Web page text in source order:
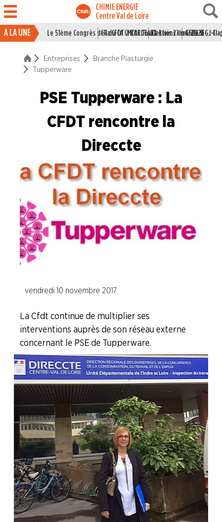
CHIMIE ENERGIE
Centre Val de Loire
ACTUALITÉ
ENTREPRISES
Branche Chimie
Branche I.E.G.
Branche Pharma
Branche Plasturgie
Alpla Blois
Coveris
Plastivaloire
Satecno
Tupperware
Branche Verre
NOS
SERVICES
NOUS
CONNAÎTRE
LA
BOITE
À
OUTILS
AGENDA
A LA UNE Le 51ème Congrès de la CFDT à BORDEAUX
CR du CA CMCAS Tours Blois 27 mai 2026
Elections du CSE LSI : J-1
Grille IEG :
Entreprises
Branche Plasturgie
Tupperware
PSE Tupperware : La
CFDT rencontre la
Direccte
vendredi 10 novembre 2017
La Cfdt continue de multiplier ses
interventions auprès de son réseau externe
concernant le PSE de Tupperware.